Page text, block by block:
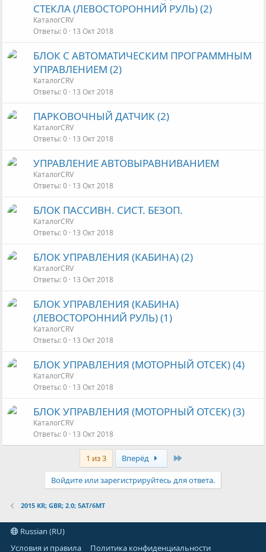
СТЕКЛА (ЛЕВОСТОРОННИЙ РУЛЬ) (2)
КаталогCRV
Ответы 0 13 Окт 2018
БЛОК С АВТОМАТИЧЕСКИМ ПРОГРАММНЫМ
УПРАВЛЕНИЕМ (2)
КаталогCRV
Ответы 0 13 Окт 2018
ПАРКОВОЧНЫЙ ДАТЧИК (2)
КаталогCRV
Ответы 0 13 Окт 2018
УПРАВЛЕНИЕ АВТОВЫРАВНИВАНИЕМ
КаталогCRV
Ответы 0 13 Окт 2018
БЛОК ПАССИВН. СИСТ. БЕЗОП.
КаталогCRV
Ответы 0 13 Окт 2018
БЛОК УПРАВЛЕНИЯ (КАБИНА) (2)
КаталогCRV
Ответы 0 13 Окт 2018
БЛОК УПРАВЛЕНИЯ (КАБИНА)
(ЛЕВОСТОРОННИЙ РУЛЬ) (1)
КаталогCRV
Ответы 0 13 Окт 2018
БЛОК УПРАВЛЕНИЯ (МОТОРНЫЙ ОТСЕК) (4)
КаталогCRV
Ответы 0 13 Окт 2018
БЛОК УПРАВЛЕНИЯ (МОТОРНЫЙ ОТСЕК) (3)
КаталогCRV
Ответы 0 13 Окт 2018
1 из 3 Вперёд
Войдите или зарегистрируйтесь для ответа.
2015 KR; GBR; 2.0; 5AT/6MT
Russian (RU)
Условия и правила
Политика конфиденциальности